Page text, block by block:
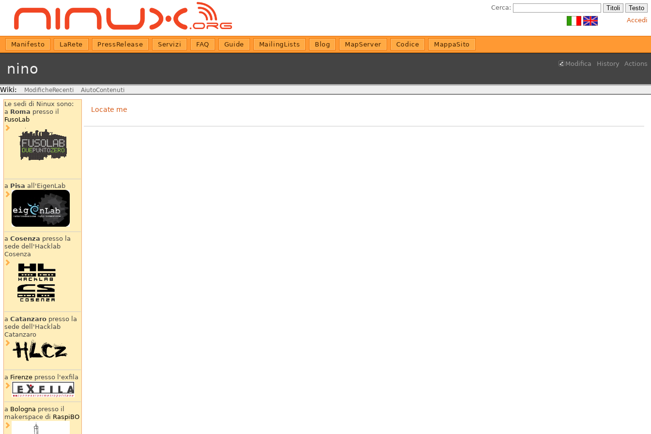
Cerca:
Accedi
Manifesto LaRete PressRelease Servizi FAQ Guide MailingLists Blog MapServer Codice MappaSito
Modifica History Actions
nino
Wiki: ModificheRecenti AiutoContenuti
Le sedi di Ninux sono:
a Roma presso il
FusoLab
a Pisa all'EigenLab
a Cosenza presso la
sede dell'Hacklab
Cosenza
a Catanzaropresso la
sede dell'Hacklab
Catanzaro
a Firenzepresso l'exfila
a Bologna presso il
makerspace di RaspiBO
Locate me